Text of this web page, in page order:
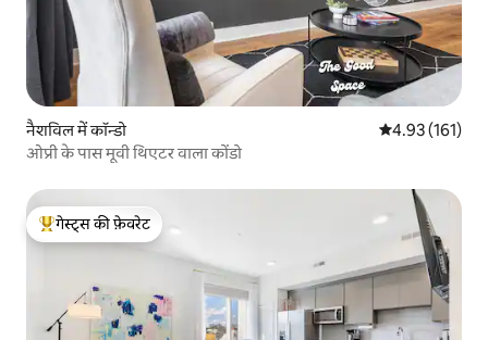
नैशविल में कॉन्डो औसत रेटिंग 5 में से
4.93 (161)
ओप्री के पास मूवी थिएटर वाला कोंडो
गेस्ट्स का टॉप फ़ेवरेट
गेस्ट्स की फ़ेवरेट